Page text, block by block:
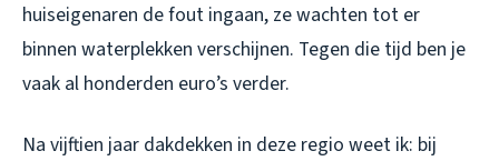
huiseigenaren de fout ingaan, ze wachten tot er
binnen waterplekken verschijnen. Tegen die tijd ben je
vaak al honderden euro’s verder.
Na vijftien jaar dakdekken in deze regio weet ik: bij